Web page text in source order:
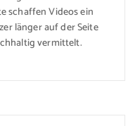
schaffen Videos ein
länger auf der Seite
vermittelt.